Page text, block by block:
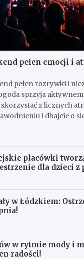
pełen emocji i
pełen rozrywki i
sprzyja
z licznych
i dbajcie o
placówki
dla dzieci z
w Łódzkiem:
w rytmie mody i
radości!